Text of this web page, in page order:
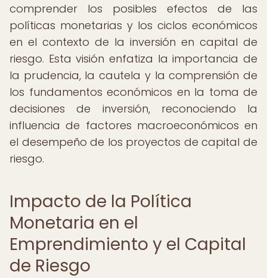
comprender los posibles efectos de las
políticas monetarias y los ciclos económicos
en el contexto de la inversión en capital de
riesgo. Esta visión enfatiza la importancia de
la prudencia, la cautela y la comprensión de
los fundamentos económicos en la toma de
decisiones de inversión, reconociendo la
influencia de factores macroeconómicos en
el desempeño de los proyectos de capital de
riesgo.
Impacto de la Política
Monetaria en el
Emprendimiento y el Capital
de Riesgo